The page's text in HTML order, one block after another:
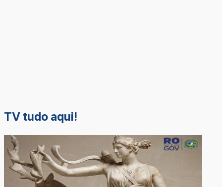
TV tudo aqui!